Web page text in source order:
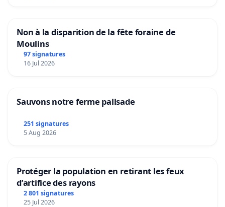
Non à la disparition de la fête foraine de
Moulins
97 signatures
16 Jul 2026
Sauvons notre ferme pallsade
251 signatures
5 Aug 2026
Protéger la population en retirant les feux
d’artifice des rayons
2 801 signatures
25 Jul 2026